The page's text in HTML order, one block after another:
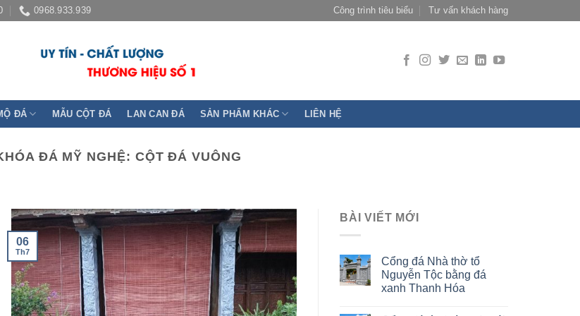
0968.933.939 Công trình tiêu biểu Tư vấn khách hàng
ĐÁ MẪU CỘT ĐÁ LAN CAN ĐÁ SẢN PHẨM KHÁC LIÊN HỆ
ĐÁ MỸ NGHỆ: CỘT ĐÁ VUÔNG
06
Th7
BÀI VIẾT MỚI
Cổng đá Nhà thờ tổ
Nguyễn Tộc bằng đá
xanh Thanh Hóa